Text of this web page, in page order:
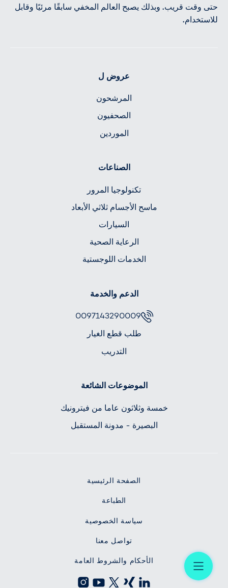
حتى وقت قريب. وبذلك يصبح العالم المخفي سابقًا مرئيًا وقابل
للاستخدام.
عروض ل
المرشحون
الصحفيون
الموردين
الصناعات
تكنولوجيا المرور
ماسح الأجسام ثلاثي الأبعاد
السيارات
الرعاية الصحية
الخدمات اللوجستية
الدعم والخدمة
0097143290009
طلب قطع الغيار
التدريب
الموضوعات الشائعة
خمسة وثلاثون عاما من فيترونيك
البصيرة - مدونة المستقبل
الصفحة الرئيسية
الطباعة
سياسة الخصوصية
تواصل معنا
الأحكام والشروط العامة
LinkedIn
Xing
X